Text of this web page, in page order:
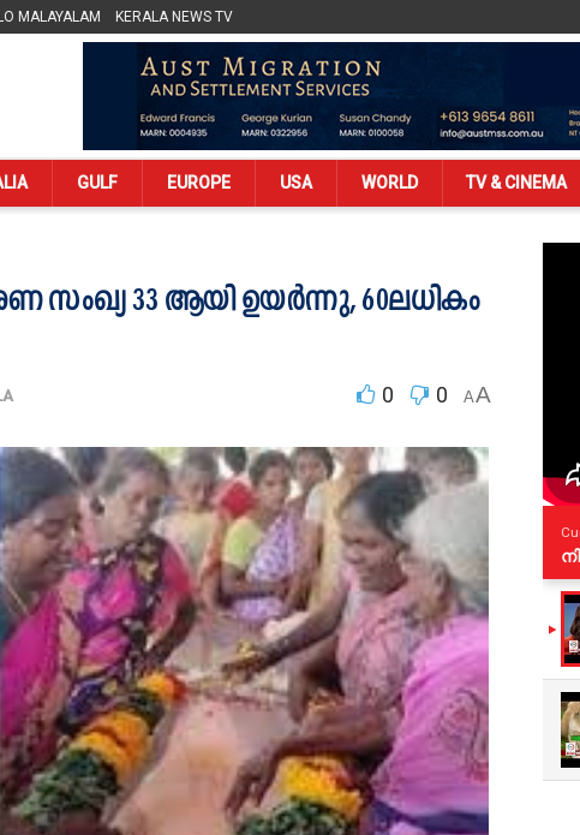
MALAYALAM KERALA NEWS TV
GULF EUROPE USA WORLD TV & CINEMA
സംഖ്യ 33 ആയി ഉയർന്നു, 60ലധികം
0 0 AA